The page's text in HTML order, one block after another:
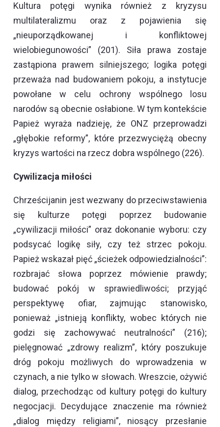
Kultura potęgi wynika również z kryzysu
multilateralizmu oraz z pojawienia się
„nieuporządkowanej i konfliktowej
wielobiegunowości” (201). Siła prawa zostaje
zastąpiona prawem silniejszego; logika potęgi
przeważa nad budowaniem pokoju, a instytucje
powołane w celu ochrony wspólnego losu
narodów są obecnie osłabione. W tym kontekście
Papież wyraża nadzieję, że ONZ przeprowadzi
„głębokie reformy”, które przezwyciężą obecny
kryzys wartości na rzecz dobra wspólnego (226).
Cywilizacja miłości
Chrześcijanin jest wezwany do przeciwstawienia
się kulturze potęgi poprzez budowanie
„cywilizacji miłości” oraz dokonanie wyboru: czy
podsycać logikę siły, czy też strzec pokoju.
Papież wskazał pięć „ścieżek odpowiedzialności”:
rozbrajać słowa poprzez mówienie prawdy;
budować pokój w sprawiedliwości; przyjąć
perspektywę ofiar, zajmując stanowisko,
ponieważ „istnieją konflikty, wobec których nie
godzi się zachowywać neutralności” (216);
pielęgnować „zdrowy realizm”, który poszukuje
dróg pokoju możliwych do wprowadzenia w
czynach, a nie tylko w słowach. Wreszcie, ożywić
dialog, przechodząc od kultury potęgi do kultury
negocjacji. Decydujące znaczenie ma również
„dialog między religiami”, niosący przesłanie